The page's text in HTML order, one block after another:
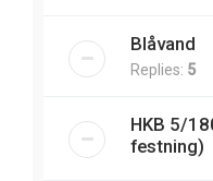
Blåvand
Replies: 5
HKB 5/
festning)